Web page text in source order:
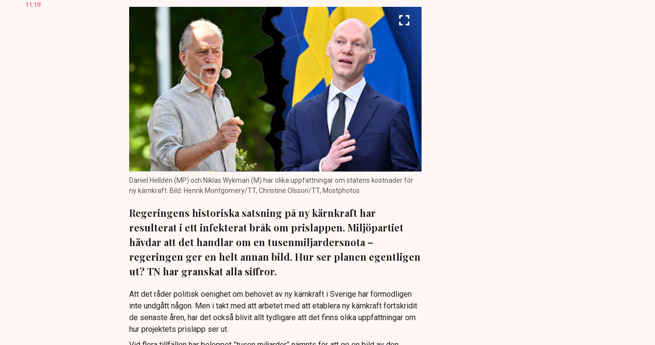
11:19
Daniel Helldén (MP) och Niklas Wykman (M) har olika uppfattningar om statens kostnader för
ny kärnkraft. Bild: Henrik Montgomery/TT, Christine Olsson/TT, Mostphotos
Regeringens historiska satsning på ny kärnkraft har
resulterat i ett infekterat bråk om prislappen. Miljöpartiet
hävdar att det handlar om en tusenmiljardersnota –
regeringen ger en helt annan bild. Hur ser planen egentligen
ut? TN har granskat alla siffror.
Att det råder politisk oenighet om behovet av ny kärnkraft i Sverige har förmodligen
inte undgått någon. Men i takt med att arbetet med att etablera ny kärnkraft fortskridit
de senaste åren, har det också blivit allt tydligare att det finns olika uppfattningar om
hur projektets prislapp ser ut.